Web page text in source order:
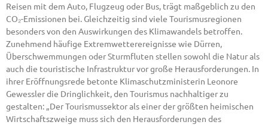
Reisen mit dem Auto, Flugzeug oder Bus, trägt maßgeblich zu den
CO₂-Emissionen bei. Gleichzeitig sind viele Tourismusregionen
besonders von den Auswirkungen des Klimawandels betroffen.
Zunehmend häufige Extremwetterereignisse wie Dürren,
Überschwemmungen oder Sturmfluten stellen sowohl die Natur als
auch die touristische Infrastruktur vor große Herausforderungen. In
ihrer Eröffnungsrede betonte Klimaschutzministerin Leonore
Gewessler die Dringlichkeit, den Tourismus nachhaltiger zu
gestalten: „Der Tourismussektor als einer der größten heimischen
Wirtschaftszweige muss sich den Herausforderungen des